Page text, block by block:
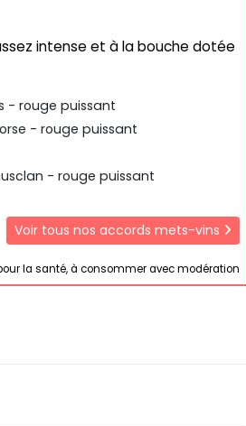
intense et à la bouche dotée
- rouge puissant
- rouge puissant
- rouge puissant
Voir tous nos accords mets-vins
la santé, à consommer avec modération